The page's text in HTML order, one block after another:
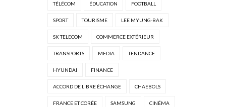
TÉLÉCOM ÉDUCATION FOOTBALL
SPORT TOURISME LEE MYUNG-BAK
SK TELECOM COMMERCE EXTÉRIEUR
TRANSPORTS MEDIA TENDANCE
HYUNDAI FINANCE
ACCORD DE LIBRE ÉCHANGE CHAEBOLS
FRANCE ET CORÉE SAMSUNG CINÉMA